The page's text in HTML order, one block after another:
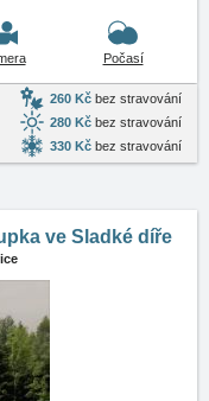
Počasí
260 Kč bez stravování
280 Kč bez stravování
330 Kč bez stravování
ve Sladké díře